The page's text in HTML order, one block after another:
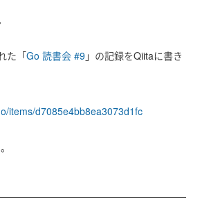
た「Go 読書会 #9 」の記録をQiitaに書き
items/d7085e4bb8ea3073d1fc